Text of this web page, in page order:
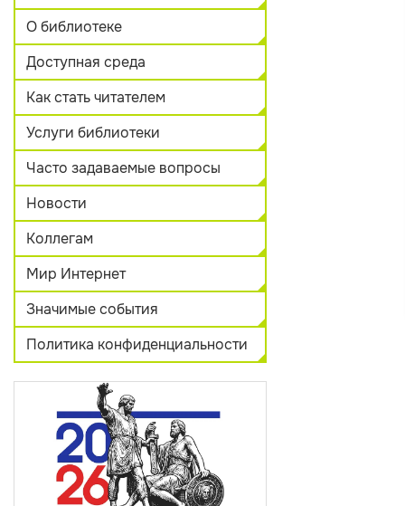
О библиотеке
Доступная среда
Как стать читателем
Услуги библиотеки
Часто задаваемые вопросы
Новости
Коллегам
Мир Интернет
Значимые события
Политика конфиденциальности